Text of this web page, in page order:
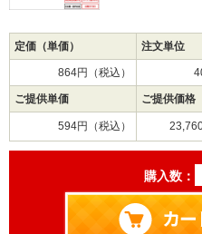
定価（単価） 注文単位
864円（税込）
ご提供単価 ご提供価格
594円（税込）
購入数：